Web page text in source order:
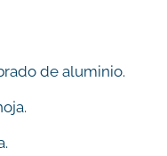
de aluminio.